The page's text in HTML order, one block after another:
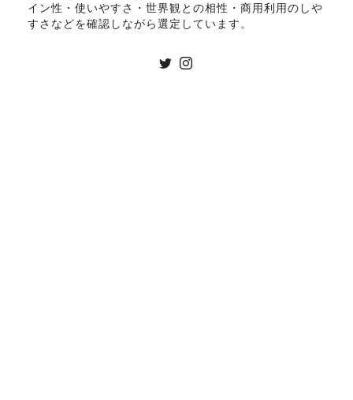
イン性・使いやすさ・世界観との相性・商用利用のしや
すさなどを確認しながら選定しています。